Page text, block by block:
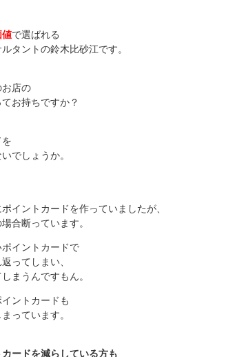
値で選ばれる
タントの鈴木比砂江です。
お店の
お持ちですか？
でしょうか。
イントカードを作っていましたが、
合断っています。
イントカードで
ってしまい、
まうんですもん。
ントカードも
っています。
ードを減らしている方も